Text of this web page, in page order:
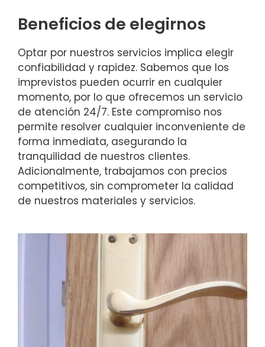
Beneficios de elegirnos
Optar por nuestros servicios implica elegir
confiabilidad y rapidez. Sabemos que los
imprevistos pueden ocurrir en cualquier
momento, por lo que ofrecemos un servicio
de atención 24/7. Este compromiso nos
permite resolver cualquier inconveniente de
forma inmediata, asegurando la
tranquilidad de nuestros clientes.
Adicionalmente, trabajamos con precios
competitivos, sin comprometer la calidad
de nuestros materiales y servicios.